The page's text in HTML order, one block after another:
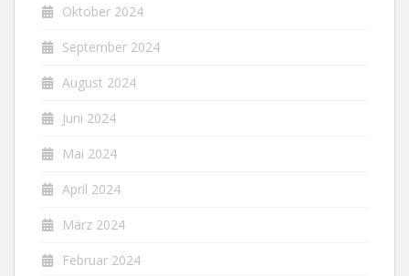
Oktober 2024
September 2024
August 2024
Juni 2024
Mai 2024
April 2024
März 2024
Februar 2024